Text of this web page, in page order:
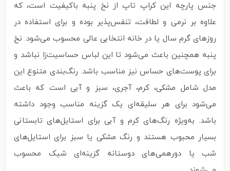
جنس پارچه این کراپ تاپ از نخ پنبه باکیفیت است، که
علاوه بر نرمی و لطافت، تنفس‌پذیر بوده و برای استفاده در
روزهای گرم سال یا در خانه انتخابی عالی محسوب می‌شود. نخ
پنبه همچنین باعث می‌شود تا این لباس حساسیت‌زا نباشد و
برای پوست‌های حساس نیز مناسب باشد. رنگ‌بندی متنوع این
مدل شامل مشکی، کرم، آجری، سبز و آبی است که باعث
می‌شود برای هر سلیقه‌ای یک گزینه مناسب وجود داشته
باشد. به‌ویژه رنگ‌های کرم و آبی برای استایل‌های تابستانی
بسیار محبوب هستند و رنگ مشکی یا سبز برای استایل‌های
شب یا دورهمی‌های دوستانه گزینه‌ای شیک محسوب